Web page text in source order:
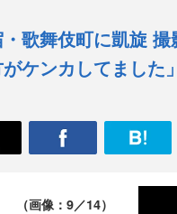
e
歌舞伎町に凱旋 撮
ケンカしてました」
（画像：9／14）